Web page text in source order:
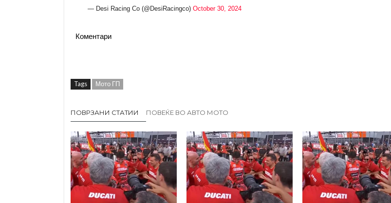
— Desi Racing Co (@DesiRacingco) October 30, 2024
Коментари
Tags Мото ГП
ПОВРЗАНИ СТАТИИ ПОВЕЌЕ ВО АВТО МОТО